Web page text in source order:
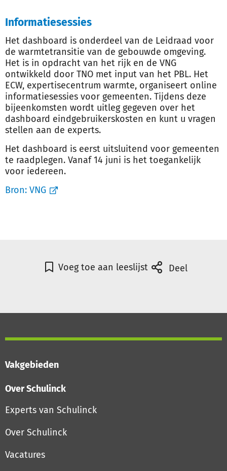
Informatiesessies
Het dashboard is onderdeel van de Leidraad voor
de warmtetransitie van de gebouwde omgeving.
Het is in opdracht van het rijk en de VNG
ontwikkeld door TNO met input van het PBL. Het
ECW, expertisecentrum warmte, organiseert online
informatiesessies voor gemeenten. Tijdens deze
bijeenkomsten wordt uitleg gegeven over het
dashboard eindgebruikerskosten en kunt u vragen
stellen aan de experts.
Het dashboard is eerst uitsluitend voor gemeenten
te raadplegen. Vanaf 14 juni is het toegankelijk
voor iedereen.
Bron: VNG
Voeg toe aan leeslijst Deel
Vakgebieden
Over Schulinck
Experts van Schulinck
Over Schulinck
Vacatures